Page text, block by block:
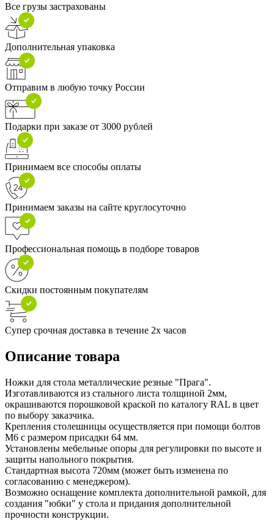
Все грузы застрахованы
Дополнительная упаковка
Отправим в любую точку России
Подарки при заказе от 3000 рублей
Принимаем все способы оплаты
Принимаем заказы на сайте круглосуточно
Профессиональная помощь в подборе товаров
Скидки постоянным покупателям
Супер срочная доставка в течение 2х часов
Описание товара
Ножки для стола металлические резные "Прага".
Изготавливаются из стального листа толщиной 2мм,
окрашиваются порошковой краской по каталогу RAL в цвет
по выбору заказчика.
Крепления столешницы осуществляется при помощи болтов
М6 с размером присадки 64 мм.
Установлены мебельные опоры для регулировки по высоте и
защиты напольного покрытия.
Стандартная высота 720мм (может быть изменена по
согласованию с менеджером).
Возможно оснащение комплекта дополнительной рамкой, для
создания "юбки" у стола и придания дополнительной
прочности конструкции.